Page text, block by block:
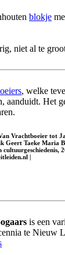
blokje
niet al te
, welke
aanduidt. Het
Vrachtboeier tot
Geert Taeke Maria
cultuurgeschiedenis,
|
is een
te Nieuw